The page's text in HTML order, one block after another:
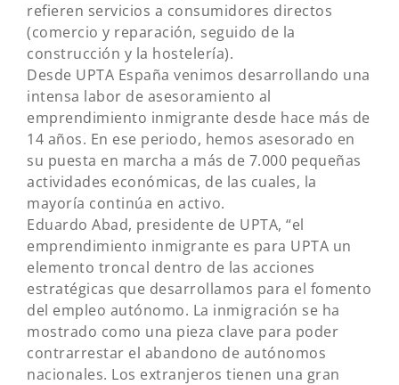
refieren servicios a consumidores directos
(comercio y reparación, seguido de la
construcción y la hostelería).
Desde UPTA España venimos desarrollando una
intensa labor de asesoramiento al
emprendimiento inmigrante desde hace más de
14 años. En ese periodo, hemos asesorado en
su puesta en marcha a más de 7.000 pequeñas
actividades económicas, de las cuales, la
mayoría continúa en activo.
Eduardo Abad, presidente de UPTA, “el
emprendimiento inmigrante es para UPTA un
elemento troncal dentro de las acciones
estratégicas que desarrollamos para el fomento
del empleo autónomo. La inmigración se ha
mostrado como una pieza clave para poder
contrarrestar el abandono de autónomos
nacionales. Los extranjeros tienen una gran